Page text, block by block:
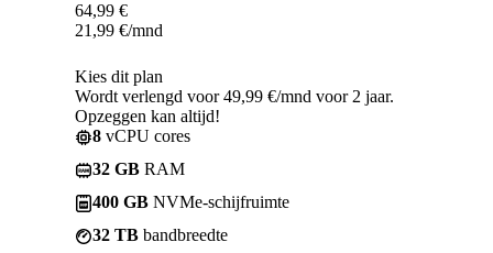
64,99 €
21,99 €/mnd
Kies dit plan
Wordt verlengd voor 49,99 €/mnd voor 2 jaar.
Opzeggen kan altijd!
8 vCPU cores
32 GB RAM
400 GB NVMe-schijfruimte
32 TB bandbreedte